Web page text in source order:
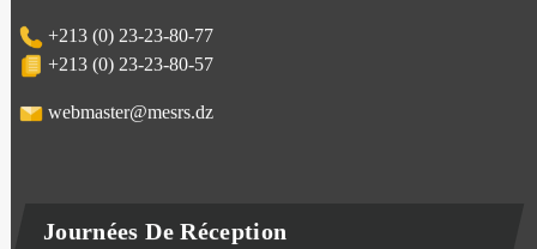
+213 (0) 23-23-80-77
+213 (0) 23-23-80-57
webmaster@mesrs.dz
Journées De Réception